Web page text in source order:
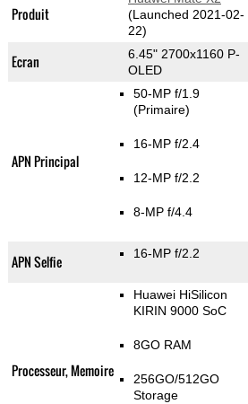
Produit
(Launched 2021-02-
22)
Ecran
6.45" 2700x1160 P-
OLED
APN Principal
50-MP f/1.9
(Primaire)
16-MP f/2.4
12-MP f/2.2
8-MP f/4.4
APN Selfie 16-MP f/2.2
Processeur, Memoire
Huawei HiSilicon
KIRIN 9000 SoC
8GO RAM
256GO/512GO
Storage